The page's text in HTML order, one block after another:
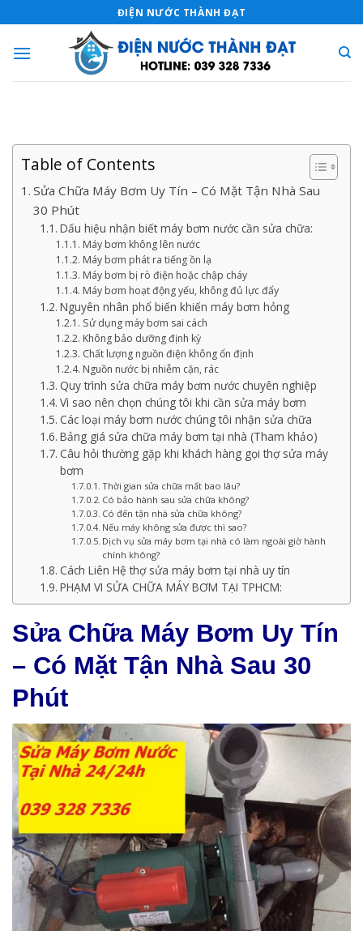
to
content
ĐIỆN NƯỚC THÀNH ĐẠT
Table of Contents
Sửa Chữa Máy Bơm Uy Tín – Có Mặt Tận Nhà Sau
30 Phút
Dấu hiệu nhận biết máy bơm nước cần sửa chữa:
Máy bơm không lên nước
Máy bơm phát ra tiếng ồn lạ
Máy bơm bị rò điện hoặc chập cháy
Máy bơm hoạt động yếu, không đủ lực đẩy
Nguyên nhân phổ biến khiến máy bơm hỏng
Sử dụng máy bơm sai cách
Không bảo dưỡng định kỳ
Chất lượng nguồn điện không ổn định
Nguồn nước bị nhiễm cặn, rác
Quy trình sửa chữa máy bơm nước chuyên nghiệp
Vì sao nên chọn chúng tôi khi cần sửa máy bơm
Các loại máy bơm nước chúng tôi nhận sửa chữa
Bảng giá sửa chữa máy bơm tại nhà (Tham khảo)
Câu hỏi thường gặp khi khách hàng gọi thợ sửa máy
bơm
Thời gian sửa chữa mất bao lâu?
Có bảo hành sau sửa chữa không?
Có đến tận nhà sửa chữa không?
Nếu máy không sửa được thì sao?
Dịch vụ sửa máy bơm tại nhà có làm ngoài giờ hành
chính không?
Cách Liên Hệ thợ sửa máy bơm tại nhà uy tín
PHẠM VI SỬA CHỮA MÁY BƠM TẠI TPHCM:
Sửa Chữa Máy Bơm Uy Tín
– Có Mặt Tận Nhà Sau 30
Phút